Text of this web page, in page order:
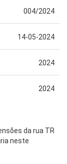
004/2024
14-05-2024
2024
2024
da rua TR
neste